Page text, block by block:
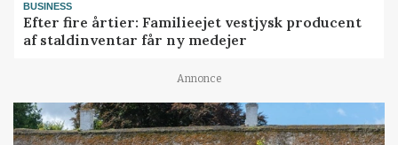
BUSINESS
Efter fire årtier: Familieejet vestjysk producent
af staldinventar får ny medejer
Annonce